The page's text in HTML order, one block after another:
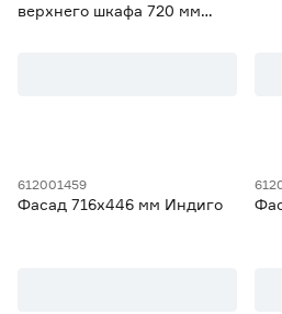
верхнего шкафа 720 мм
612001459
Фасад 716х446 мм Индиго